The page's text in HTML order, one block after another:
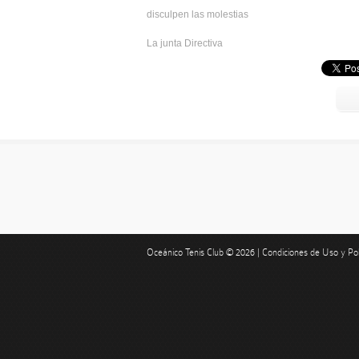
disculpen las molestias
La junta Directiva
Oceánico Tenis Club © 2026 | Condiciones de Uso y